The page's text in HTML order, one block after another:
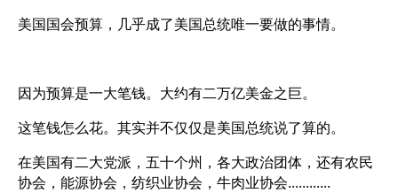
美国国会预算，几乎成了美国总统唯一要做的事情。
因为预算是一大笔钱。大约有二万亿美金之巨。
这笔钱怎么花。其实并不仅仅是美国总统说了算的。
在美国有二大党派，五十个州，各大政治团体，还有农民
协会，能源协会，纺织业协会，牛肉业协会............